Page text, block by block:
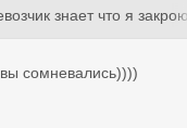
знает что я
сомневались))))